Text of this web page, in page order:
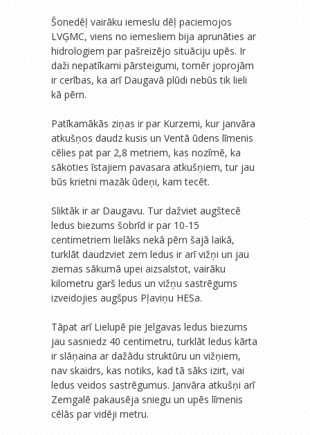
Šonedēļ vairāku iemeslu dēļ paciemojos
LVĢMC, viens no iemesliem bija aprunāties ar
hidrologiem par pašreizējo situāciju upēs. Ir
daži nepatīkami pārsteigumi, tomēr joprojām
ir cerības, ka arī Daugavā plūdi nebūs tik lieli
kā pērn.
Patīkamākās ziņas ir par Kurzemi, kur janvāra
atkušņos daudz kusis un Ventā ūdens līmenis
cēlies pat par 2,8 metriem, kas nozīmē, ka
sākoties īstajiem pavasara atkušņiem, tur jau
būs krietni mazāk ūdeņi, kam tecēt.
Sliktāk ir ar Daugavu. Tur dažviet augštecē
ledus biezums šobrīd ir par 10-15
centimetriem lielāks nekā pērn šajā laikā,
turklāt daudzviet zem ledus ir arī vižņi un jau
ziemas sākumā upei aizsalstot, vairāku
kilometru garš ledus un vižņu sastrēgums
izveidojies augšpus Pļaviņu HESa.
Tāpat arī Lielupē pie Jelgavas ledus biezums
jau sasniedz 40 centimetru, turklāt ledus kārta
ir slāņaina ar dažādu struktūru un vižņiem,
nav skaidrs, kas notiks, kad tā sāks izirt, vai
ledus veidos sastrēgumus. Janvāra atkušņi arī
Zemgalē pakausēja sniegu un upēs līmenis
cēlās par vidēji metru.